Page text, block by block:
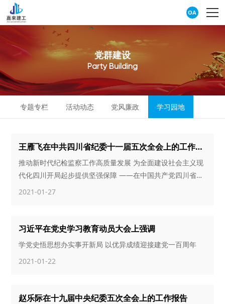
OA
党群建设
Party Building
专题专栏 活动动态 党风廉政 学习园地
王雁飞在中共四川省纪委十一届五次全会上的工作报告
推动新时代纪检监察工作高质量发展 为全面建设社会主义现
代化四川开局起步提供坚强保障 ——在中国共产党四川省第
十一届纪律检查委员会第五次全体会议上的工作报告
2021-01-27
习近平在党史学习教育动员大会上强调
学党史悟思想办实事开新局 以优异成绩迎接建党一百周年
2021-01-22
赵乐际在十九届中央纪委五次全会上的工作报告